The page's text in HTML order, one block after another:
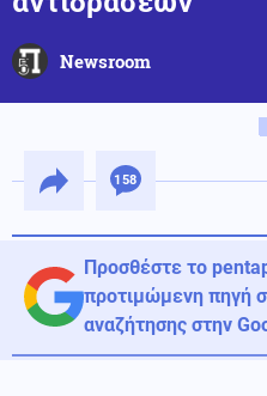
Newsroom
158
Προσθέστε το
προτιμώμενη πηγή
αναζήτησης στην